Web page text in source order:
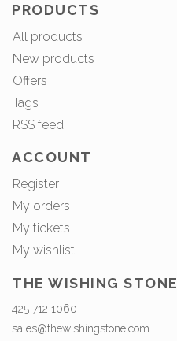
PRODUCTS
All products
New products
Offers
Tags
RSS feed
ACCOUNT
Register
My orders
My tickets
My wishlist
THE WISHING STONE
425 712 1060
sales@thewishingstone.com